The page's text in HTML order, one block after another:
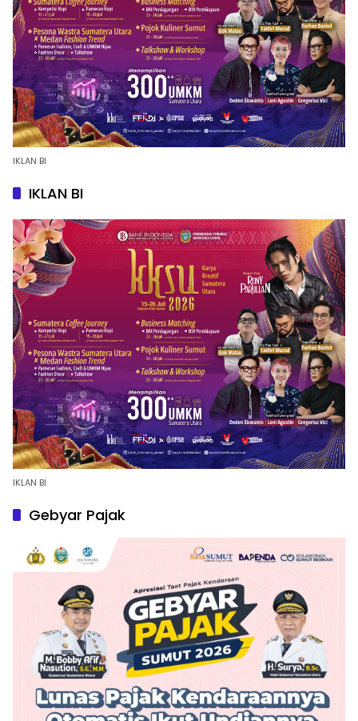
IKLAN BI
IKLAN BI
IKLAN BI
Gebyar Pajak